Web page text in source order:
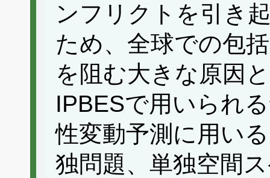
ンフリクトを引き
ため、全球での包
を阻む大きな原因
IPBESで用いられ
性変動予測に用い
独問題、単独空間